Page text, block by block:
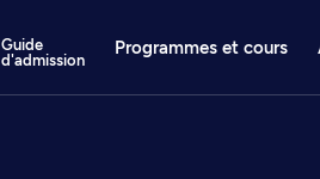
Guide
d'admission
Programmes et cours